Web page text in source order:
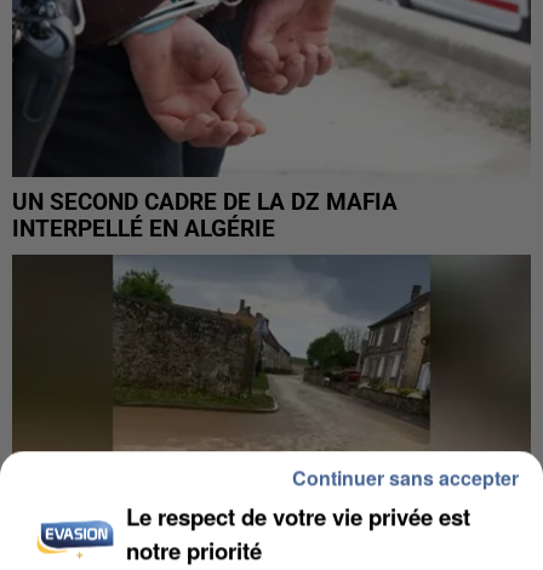
UN SECOND CADRE DE LA DZ MAFIA
INTERPELLÉ EN ALGÉRIE
Le respect de votre vie privée est
notre priorité
Continuer sans accepter